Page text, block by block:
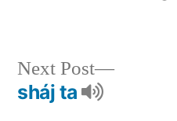
Next Post
sháj ta